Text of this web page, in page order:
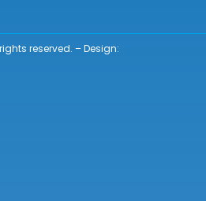
reserved. – Design: